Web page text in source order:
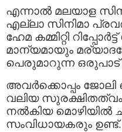
എന്നാൽ മലയാള
എല്ലാ സിനിമാ
ഹേമ കമ്മിറ്റി
മാന്യമായും
പെരുമാറുന്ന ഒരുപാട്
അവര്‍ക്കൊപ്പം
വലിയ
നല്‍കിയ മൊഴിയില്‍
സംവിധായകരും ഉണ്ട്.